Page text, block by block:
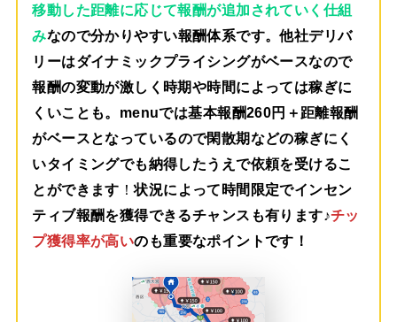
移動した距離に応じて報酬が追加されていく仕組
みなので分かりやすい報酬体系です。他社デリバ
リーはダイナミックプライシングがベースなので
報酬の変動が激しく時期や時間によっては稼ぎに
くいことも。menuでは基本報酬260円＋距離報酬
がベースとなっているので閑散期などの稼ぎにく
いタイミングでも納得したうえで依頼を受けるこ
とができます ！状況によって時間限定でインセン
ティブ報酬を獲得できるチャンスも有ります♪チッ
プ獲得率が高いのも重要なポイントです！